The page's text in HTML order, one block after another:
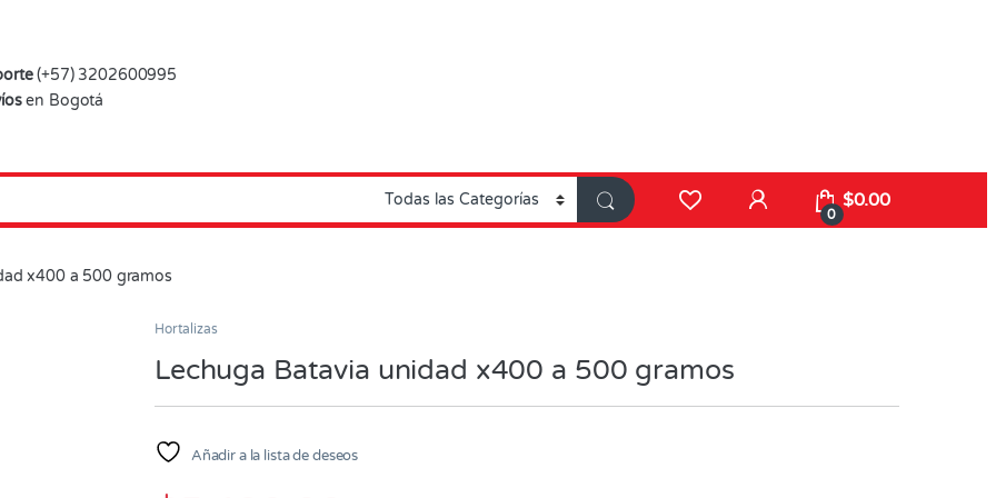
(+57) 3202600995
en Bogotá
0
$0.00
x400 a 500 gramos
Hortalizas
Lechuga Batavia unidad x400 a 500 gramos
Añadir a la lista de deseos